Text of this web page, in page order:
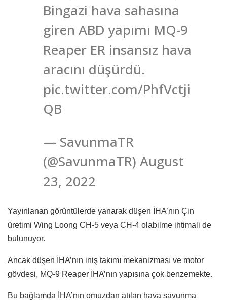
Bingazi hava sahasına
giren ABD yapımı MQ-9
Reaper ER insansız hava
aracını düşürdü.
pic.twitter.com/PhfVctji
QB
— SavunmaTR
(@SavunmaTR) August
23, 2022
Yayınlanan görüntülerde yanarak düşen İHA’nın Çin
üretimi Wing Loong CH-5 veya CH-4 olabilme ihtimali de
bulunuyor.
Ancak düşen İHA’nın iniş takımı mekanizması ve motor
gövdesi, MQ-9 Reaper İHA’nın yapısına çok benzemekte.
Bu bağlamda İHA’nın omuzdan atılan hava savunma